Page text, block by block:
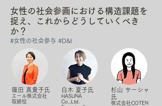
女性の社会参画における構造課題を
捉え、これからどうしていくべき
か？
#女性の社会参与 #D&I
篠田 真貴子氏
エール株式会社
取締役
白木 夏子氏
HASUNA
Co.,Ltd.
​杉山 サーシャ
氏
株式会社COTEN